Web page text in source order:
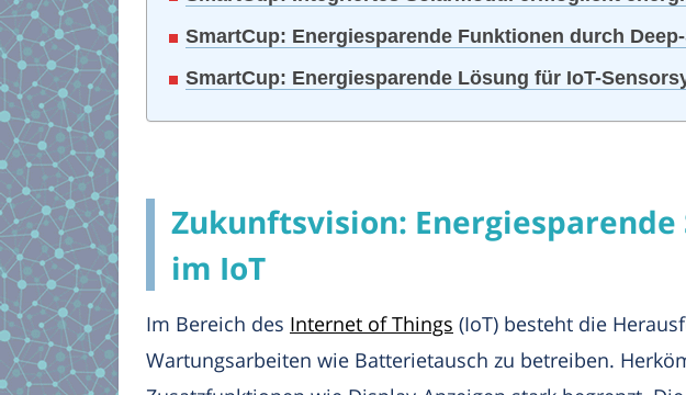
SmartCup: Energiesparende Funktionen durch
SmartCup: Energiesparende Lösung für IoT-
Zukunftsvision:
im IoT
Im Bereich des Internet of Things (IoT) besteht die
Wartungsarbeiten wie Batterietausch zu betreiben.